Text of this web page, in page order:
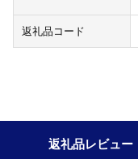
返礼品コード
返礼品レビュー